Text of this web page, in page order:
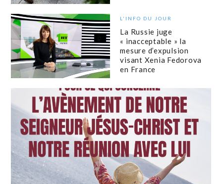
L'INFO DU JOUR
La Russie juge
« inacceptable » la
mesure d’expulsion
visant Xenia Fedorova
en France